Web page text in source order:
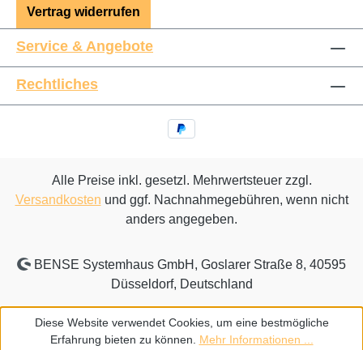
Vertrag widerrufen
Service & Angebote
Rechtliches
Alle Preise inkl. gesetzl. Mehrwertsteuer zzgl.
Versandkosten und ggf. Nachnahmegebühren, wenn nicht
anders angegeben.
BENSE Systemhaus GmbH, Goslarer Straße 8, 40595
Düsseldorf, Deutschland
Diese Website verwendet Cookies, um eine bestmögliche
Erfahrung bieten zu können. Mehr Informationen ...